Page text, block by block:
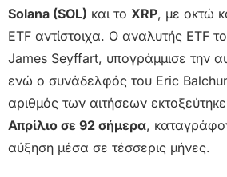
Solana (SOL) και το XRP, με οκτώ
ETF αντίστοιχα. Ο αναλυτής ETF
James Seyffart, υπογράμμισε την
ενώ ο συνάδελφός του Eric
αριθμός των αιτήσεων
Απρίλιο σε 92 σήμερα,
αύξηση μέσα σε τέσσερις μήνες.